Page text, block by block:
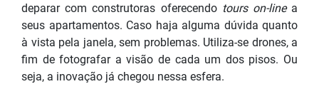
deparar com construtoras oferecendo tours on-linea
seus apartamentos. Caso haja alguma dúvida quanto
à vista pela janela, sem problemas. Utiliza-se drones, a
fim de fotografar a visão de cada um dos pisos. Ou
seja, a inovação já chegou nessa esfera.